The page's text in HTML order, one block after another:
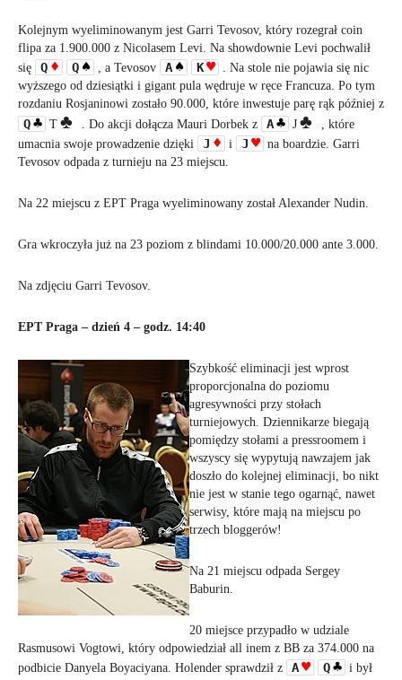
Kolejnym wyeliminowanym jest Garri Tevosov, który rozegrał coin
flipa za 1.900.000 z Nicolasem Levi. Na showdownie Levi pochwalił
się
Q Q , a Tevosov A K
. Na stole nie pojawia się nic
wyższego od dziesiątki i gigant pula wędruje w ręce Francuza. Po tym
rozdaniu Rosjaninowi zostało 90.000, które inwestuje parę rąk później z
Q T . Do akcji dołącza Mauri Dorbek z A J
, które
umacnia swoje prowadzenie dzięki
J i J
na boardzie. Garri
Tevosov odpada z turnieju na 23 miejscu.
Na 22 miejscu z EPT Praga wyeliminowany został Alexander Nudin.
Gra wkroczyła już na 23 poziom z blindami 10.000/20.000 ante 3.000.
Na zdjęciu Garri Tevosov.
EPT Praga – dzień 4 – godz. 14:40
Szybkość eliminacji jest wprost
proporcjonalna do poziomu
agresywności przy stołach
turniejowych. Dziennikarze biegają
pomiędzy stołami a pressroomem i
wszyscy się wypytują nawzajem jak
doszło do kolejnej eliminacji, bo nikt
nie jest w stanie tego ogarnąć, nawet
serwisy, które mają na miejscu po
trzech bloggerów!
Na 21 miejscu odpada Sergey
Baburin.
20 miejsce przypadło w udziale
Rasmusowi Vogtowi, który odpowiedział all inem z BB za 374.000 na
podbicie Danyela Boyaciyana. Holender sprawdził z
A Q
i był